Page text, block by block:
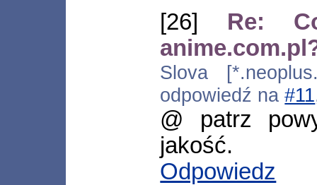
[26] Re:
Slova
odpowiedź na#11
@ patrz
jakość.
Odpowiedz